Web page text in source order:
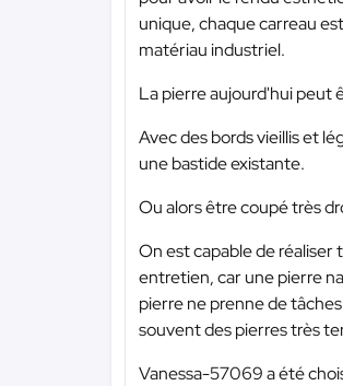
unique, chaque carreau
matériau industriel.
La pierre aujourd'hui peut
Avec des bords vieillis et
une bastide existante.
Ou alors être coupé très
On est capable de réaliser
entretien, car une pierre
pierre ne prenne de
souvent des pierres très
Vanessa-57069 a été